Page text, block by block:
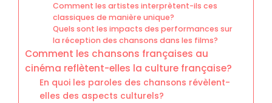
Comment les artistes interprètent-ils ces
classiques de manière unique?
Quels sont les impacts des performances sur
la réception des chansons dans les films?
Comment les chansons françaises au
cinéma reflètent-elles la culture française?
En quoi les paroles des chansons révèlent-
elles des aspects culturels?